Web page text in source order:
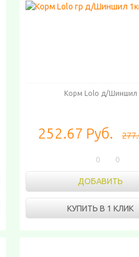
Корм Lolo д/Шиншил
252.67 Руб.
0 0
ДОБАВИТЬ
КУПИТЬ В 1 КЛИК